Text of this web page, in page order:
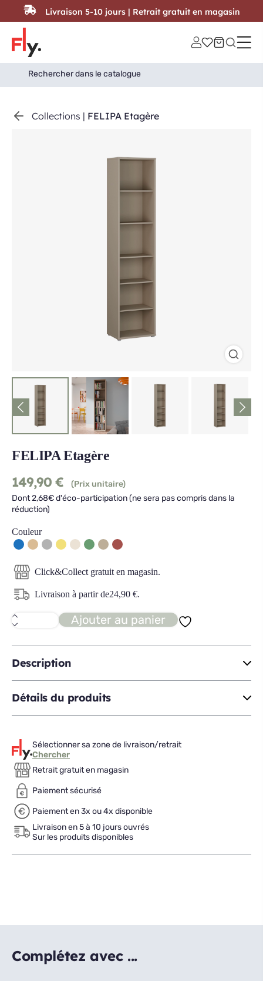
Passer au contenu
Search
for:
Search Button
Collections | FELIPA Etagère
FELIPA Etagère
149,90 €
(Prix unitaire)
Dont 2,68€ d'éco-participation (ne sera pas compris dans la
réduction)
Couleur
Click&Collect gratuit en magasin.
Livraison à partir de24,90 €.
quantité
de
Etagère
Ajouter au panier
Description
Détails du produits
Sélectionner sa zone de livraison/retrait
Chercher
Retrait gratuit en magasin
Paiement sécurisé
Paiement en 3x ou 4x disponible
Livraison en 5 à 10 jours ouvrés
Sur les produits disponibles
Complétez avec ...
Livraison 5-10 jours | Retrait gratuit en magasin